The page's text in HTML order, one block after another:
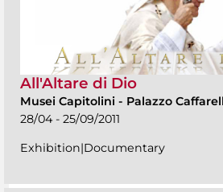
All'Altare di Dio
Musei Capitolini - Palazzo
28/04 - 25/09/2011
Exhibition|Documentary